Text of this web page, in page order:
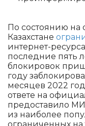
По состоянию на
Казахстане
интернет-
последние пять
блокировок
году
месяцев 2022
ответе на
предоставило
из наиболее